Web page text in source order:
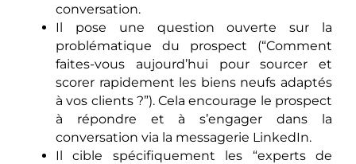
conversation.
Il pose une question ouverte sur la
problématique du prospect (“Comment
faites-vous aujourd’hui pour sourcer et
scorer rapidement les biens neufs adaptés
à vos clients ?”). Cela encourage le prospect
à répondre et à s’engager dans la
conversation via la messagerie LinkedIn.
Il cible spécifiquement les “experts de